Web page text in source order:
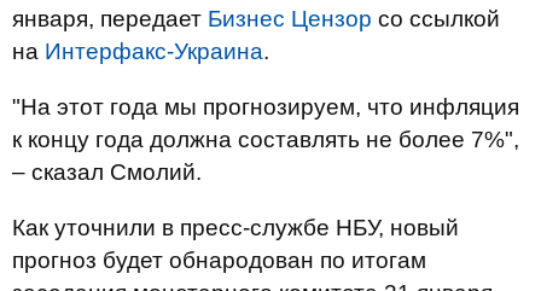
января, передает Бизнес Цензор со ссылкой
на Интерфакс-Украина.
"На этот года мы прогнозируем, что инфляция
к концу года должна составлять не более 7%",
– сказал Смолий.
Как уточнили в пресс-службе НБУ, новый
прогноз будет обнародован по итогам